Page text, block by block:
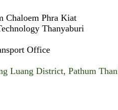
Chaloem Phra Kiat
Thanyaburi
Office
Luang District, Pathum